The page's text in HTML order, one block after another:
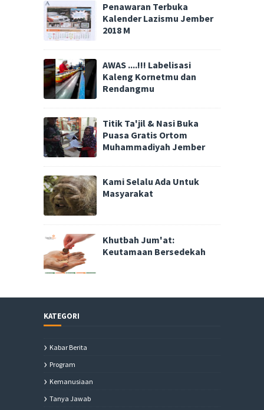
Penawaran Terbuka
Kalender Lazismu Jember
2018 M
AWAS ....!!! Labelisasi
Kaleng Kornetmu dan
Rendangmu
Titik Ta'jil & Nasi Buka
Puasa Gratis Ortom
Muhammadiyah Jember
Kami Selalu Ada Untuk
Masyarakat
Khutbah Jum'at:
Keutamaan Bersedekah
KATEGORI
Kabar Berita
Program
Kemanusiaan
Tanya Jawab